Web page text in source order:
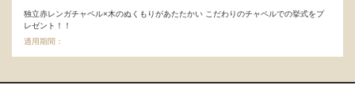
独立赤レンガチャペル×木のぬくもりがあたたかい こだわりのチャペルでの挙式をプ
レゼント！！
適用期間：